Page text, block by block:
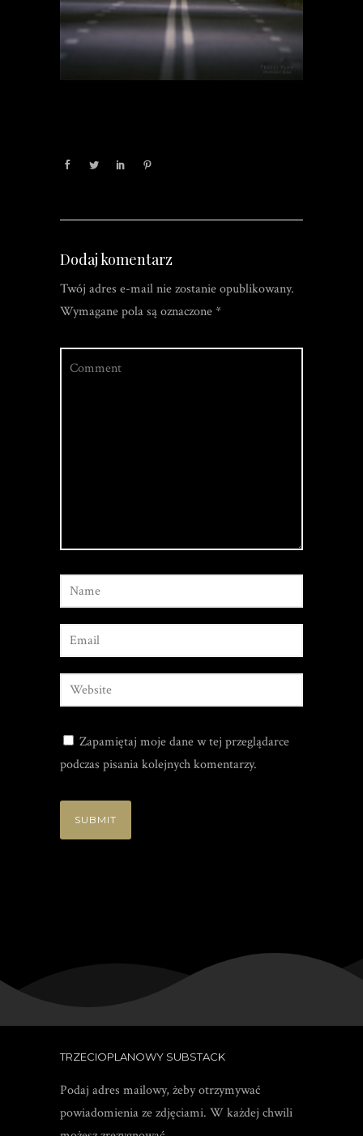
Dodaj komentarz
Twój adres e-mail nie zostanie opublikowany.
Wymagane pola są oznaczone*
Zapamiętaj moje dane w tej przeglądarce
podczas pisania kolejnych komentarzy.
TRZECIOPLANOWY SUBSTACK
Podaj adres mailowy, żeby otrzymywać
powiadomienia ze zdjęciami. W każdej chwili